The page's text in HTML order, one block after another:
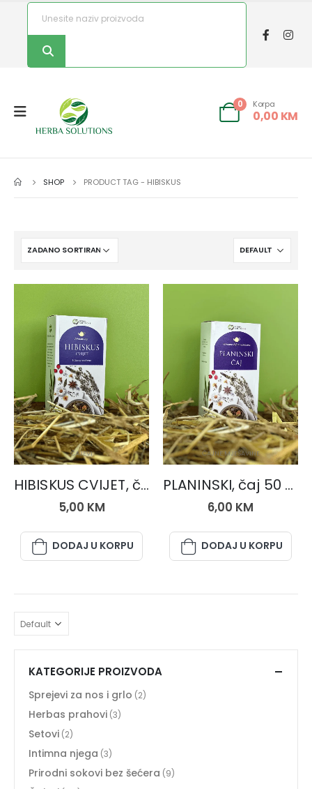
0 Korpa
0,00 KM
SHOP PRODUCT TAG - HIBISKUS
ČAJEVI
HIBISKUS CVIJET, čaj 50 gr.
5,00 KM
DODAJ U KORPU
ČAJNE MJEŠAVINE
PLANINSKI, čaj 50 gr.
6,00 KM
DODAJ U KORPU
KATEGORIJE PROIZVODA
Sprejevi za nos i grlo (2)
Herbas prahovi (3)
Setovi (2)
Intimna njega (3)
Prirodni sokovi bez šećera (9)